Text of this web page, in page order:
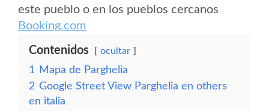
este pueblo o en los pueblos cercanos
Booking.com
Contenidos ocultar
1
Mapa de Parghelia
2 Google Street View Parghelia en others
en italia